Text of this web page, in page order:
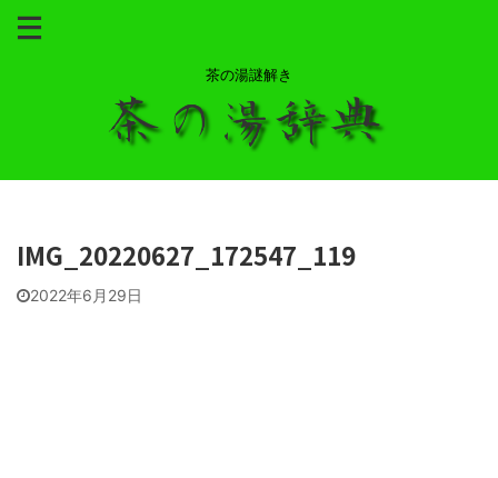
茶の湯謎解き
IMG_20220627_172547_119
2022年6月29日